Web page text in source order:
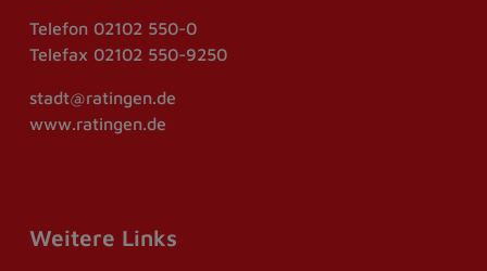
Telefon 02102 550-0
Telefax 02102 550-9250
stadt@ratingen.de
www.ratingen.de
Weitere Links